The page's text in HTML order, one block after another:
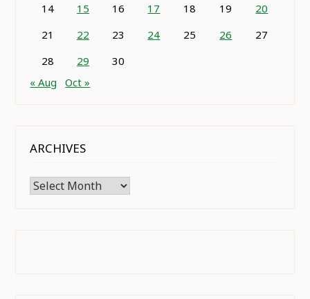
14
15 16 17 18 19
20
21
22 23 24 25 26
27
28
29
30
« Aug
Oct »
ARCHIVES
Archives